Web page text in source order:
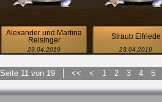
Alexander und Martina
Reisinger
23.04.2019
Straub Elfriede
23.04.2019
Seite 11 von 19 << < 1 2 3 4 5